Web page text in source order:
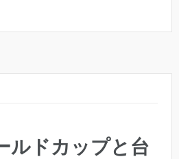
ルドカップと台